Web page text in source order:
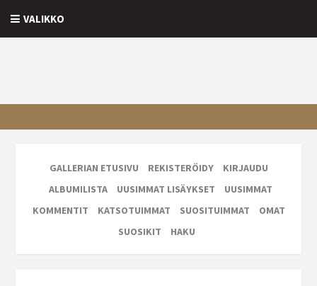
VALIKKO
GALLERIAN ETUSIVU REKISTERÖIDY
KIRJAUDU
ALBUMILISTA
UUSIMMAT LISÄYKSET
UUSIMMAT
KOMMENTIT
KATSOTUIMMAT SUOSITUIMMAT
OMAT
SUOSIKIT
HAKU